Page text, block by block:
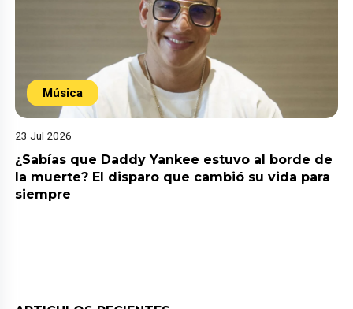
Música
23 Jul 2026
¿Sabías que Daddy Yankee estuvo al borde de
la muerte? El disparo que cambió su vida para
siempre